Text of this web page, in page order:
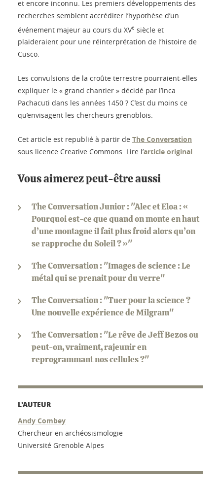
et encore inconnu. Les premiers développements des
recherches semblent accréditer l’hypothèse d’un
événement majeur au cours du XVe siècle et
plaideraient pour une réinterprétation de l’histoire de
Cusco.
Les convulsions de la croûte terrestre pourraient-elles
expliquer le « grand chantier » décidé par l’Inca
Pachacuti dans les années 1450 ? C’est du moins ce
qu’envisagent les chercheurs grenoblois.
Cet article est republié à partir de The Conversation
sous licence Creative Commons. Lire l’article original.
Vous aimerez peut-être aussi
The Conversation Junior : "Alec et Eloa : «
Pourquoi est-ce que quand on monte en haut
d’une montagne il fait plus froid alors qu’on
se rapproche du Soleil ? »"
The Conversation : "Images de science : Le
métal qui se prenait pour du verre"
The Conversation : "Tuer pour la science ?
Une nouvelle expérience de Milgram"
The Conversation : "Le rêve de Jeff Bezos ou
peut-on, vraiment, rajeunir en
reprogrammant nos cellules ?"
L'AUTEUR
Andy Combey
Chercheur en archéosismologie
Université Grenoble Alpes